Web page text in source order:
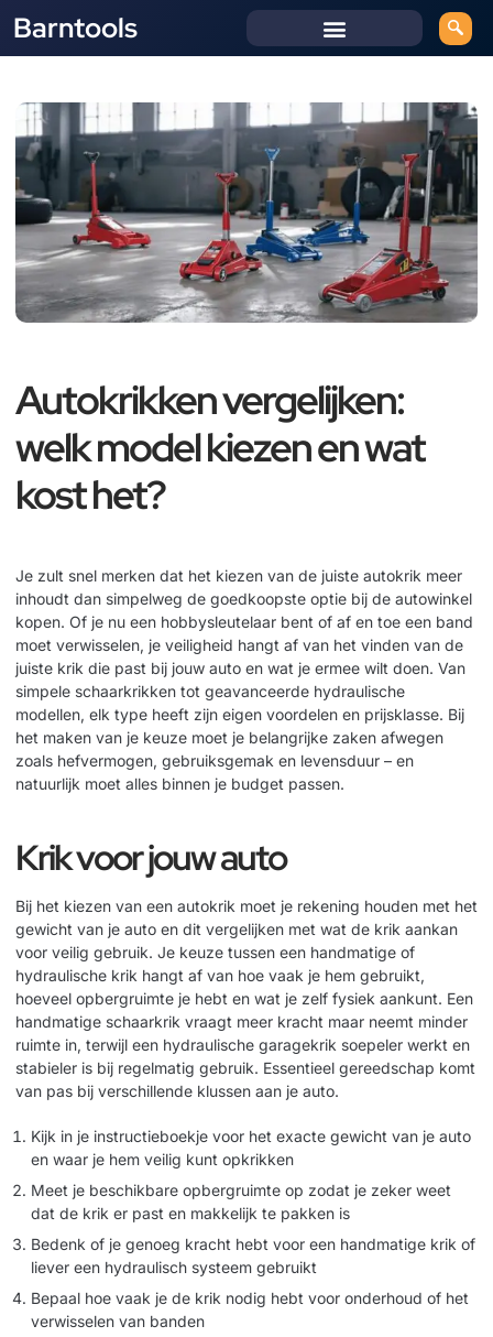
Barntools
Autokrikken vergelijken:
welk model kiezen en wat
kost het?
Je zult snel merken dat het kiezen van de juiste autokrik meer
inhoudt dan simpelweg de goedkoopste optie bij de autowinkel
kopen. Of je nu een hobbysleutelaar bent of af en toe een band
moet verwisselen, je veiligheid hangt af van het vinden van de
juiste krik die past bij jouw auto en wat je ermee wilt doen. Van
simpele schaarkrikken tot geavanceerde hydraulische
modellen, elk type heeft zijn eigen voordelen en prijsklasse. Bij
het maken van je keuze moet je belangrijke zaken afwegen
zoals hefvermogen, gebruiksgemak en levensduur – en
natuurlijk moet alles binnen je budget passen.
Krik voor jouw auto
Bij het kiezen van een autokrik moet je rekening houden met het
gewicht van je auto en dit vergelijken met wat de krik aankan
voor veilig gebruik. Je keuze tussen een handmatige of
hydraulische krik hangt af van hoe vaak je hem gebruikt,
hoeveel opbergruimte je hebt en wat je zelf fysiek aankunt. Een
handmatige schaarkrik vraagt meer kracht maar neemt minder
ruimte in, terwijl een hydraulische garagekrik soepeler werkt en
stabieler is bij regelmatig gebruik. Essentieel gereedschap komt
van pas bij verschillende klussen aan je auto.
Kijk in je instructieboekje voor het exacte gewicht van je auto
en waar je hem veilig kunt opkrikken
Meet je beschikbare opbergruimte op zodat je zeker weet
dat de krik er past en makkelijk te pakken is
Bedenk of je genoeg kracht hebt voor een handmatige krik of
liever een hydraulisch systeem gebruikt
Bepaal hoe vaak je de krik nodig hebt voor onderhoud of het
verwisselen van banden